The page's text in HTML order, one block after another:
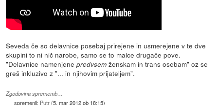
Seveda če so delavnice posebaj prirejene in usmerejene v te dve
skupini to ni nič narobe, samo se to malce drugače pove.
"Delavnice namenjenepredvsem ženskam in trans osebam" oz se
greš inkluzivo z "... in njihovim prijateljem".
Zgodovina sprememb…
spremenil: Putr(5. mar 2012 ob 18:15)